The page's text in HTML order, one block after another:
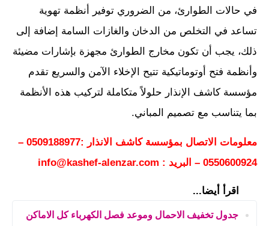
في حالات الطوارئ، من الضروري توفير أنظمة تهوية
تساعد في التخلص من الدخان والغازات السامة إضافة إلى
ذلك، يجب أن تكون مخارج الطوارئ مجهزة بإشارات مضيئة
وأنظمة فتح أوتوماتيكية تتيح الإخلاء الآمن والسريع تقدم
مؤسسة كاشف الإنذار حلولاً متكاملة لتركيب هذه الأنظمة
بما يتناسب مع تصميم المباني.
معلومات الاتصال بمؤسسة كاشف الانذار :0509188977 –
0550600924 – البريد : info@kashef-alenzar.com
اقرأ أيضا...
جدول تخفيف الاحمال وموعد فصل الكهرباء كل الاماكن